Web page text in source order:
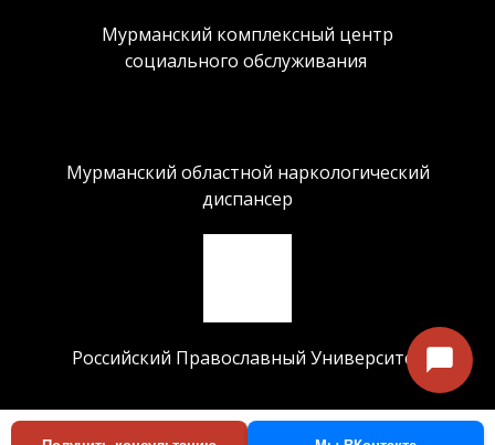
Мурманский комплексный центр
социального обслуживания
Мурманский областной наркологический
диспансер
Российский Православный Университет